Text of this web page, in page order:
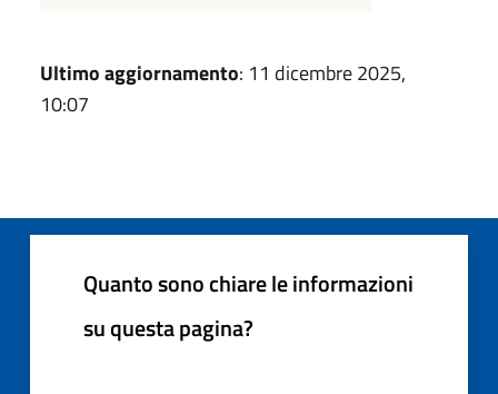
Ultimo aggiornamento: 11 dicembre 2025,
10:07
Quanto sono chiare le informazioni
su questa pagina?